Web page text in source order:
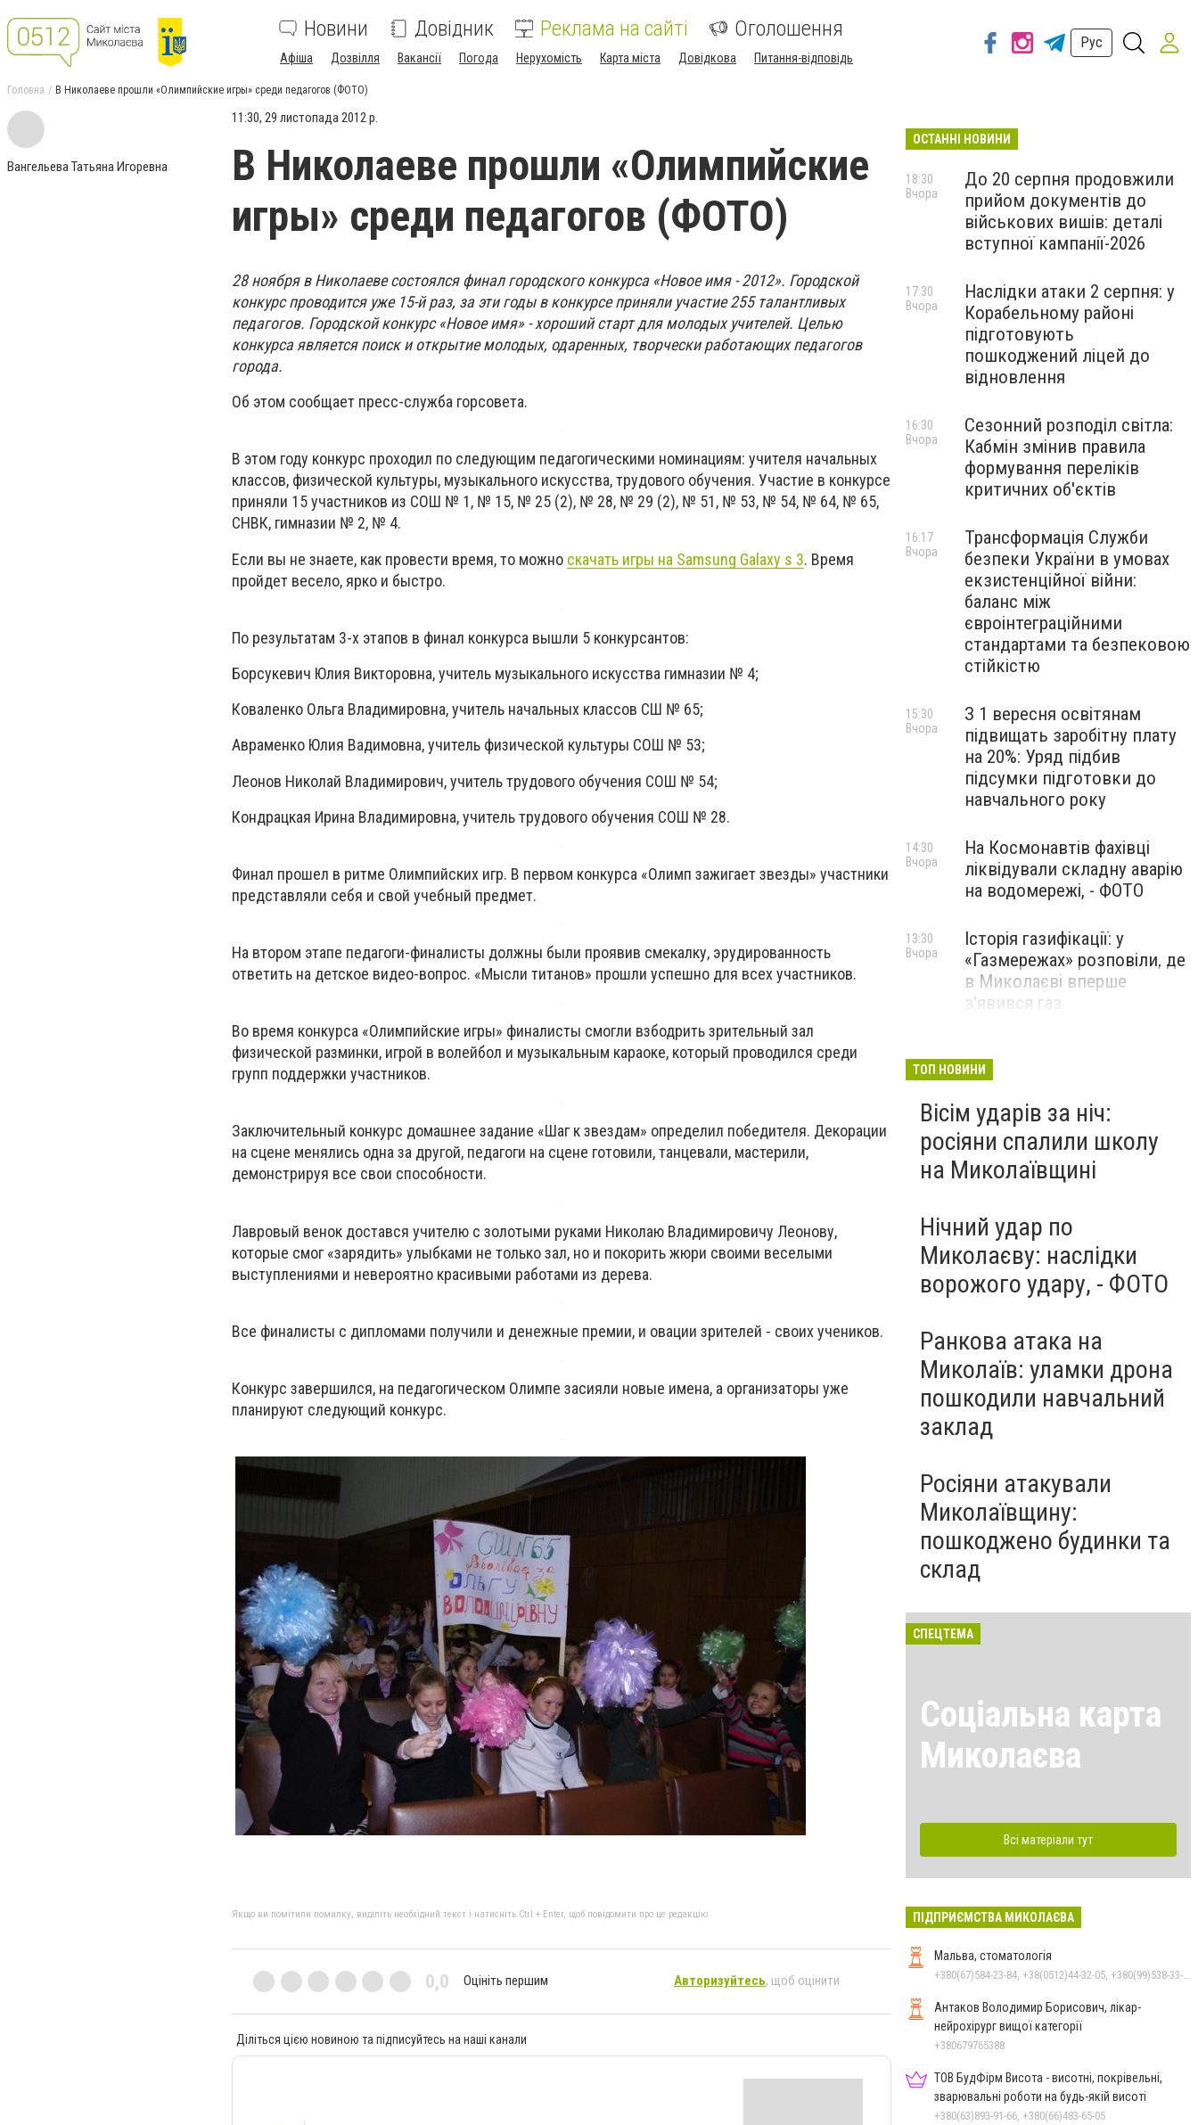
Новини Довідник Реклама на сайті Оголошення
Афіша Дозвілля Вакансії Погода Нерухомість Карта міста Довідкова Питання-відповідь
Рус
Головна В Николаеве прошли «Олимпийские игры» среди педагогов (ФОТО)
Вангельева Татьяна Игоревна
11:30, 29 листопада 2012 р.
В Николаеве прошли «Олимпийские
игры» среди педагогов (ФОТО)
28 ноября в Николаеве состоялся финал городского конкурса «Новое имя - 2012». Городской
конкурс проводится уже 15-й раз, за эти годы в конкурсе приняли участие 255 талантливых
педагогов. Городской конкурс «Новое имя» - хороший старт для молодых учителей. Целью
конкурса является поиск и открытие молодых, одаренных, творчески работающих педагогов
города.
Об этом сообщает пресс-служба горсовета.
В этом году конкурс проходил по следующим педагогическими номинациям: учителя начальных
классов, физической культуры, музыкального искусства, трудового обучения. Участие в конкурсе
приняли 15 участников из СОШ № 1, № 15, № 25 (2), № 28, № 29 (2), № 51, № 53, № 54, № 64, № 65,
СНВК, гимназии № 2, № 4.
Если вы не знаете, как провести время, то можно скачать игры на Samsung Galaxy s 3. Время
пройдет весело, ярко и быстро.
По результатам 3-х этапов в финал конкурса вышли 5 конкурсантов:
Борсукевич Юлия Викторовна, учитель музыкального искусства гимназии № 4;
Коваленко Ольга Владимировна, учитель начальных классов СШ № 65;
Авраменко Юлия Вадимовна, учитель физической культуры СОШ № 53;
Леонов Николай Владимирович, учитель трудового обучения СОШ № 54;
Кондрацкая Ирина Владимировна, учитель трудового обучения СОШ № 28.
Финал прошел в ритме Олимпийских игр. В первом конкурса «Олимп зажигает звезды» участники
представляли себя и свой учебный предмет.
На втором этапе педагоги-финалисты должны были проявив смекалку, эрудированность
ответить на детское видео-вопрос. «Мысли титанов» прошли успешно для всех участников.
Во время конкурса «Олимпийские игры» финалисты смогли взбодрить зрительный зал
физической разминки, игрой в волейбол и музыкальным караоке, который проводился среди
групп поддержки участников.
Заключительный конкурс домашнее задание «Шаг к звездам» определил победителя. Декорации
на сцене менялись одна за другой, педагоги на сцене готовили, танцевали, мастерили,
демонстрируя все свои способности.
Лавровый венок достався учителю с золотыми руками Николаю Владимировичу Леонову,
которые смог «зарядить» улыбками не только зал, но и покорить жюри своими веселыми
выступлениями и невероятно красивыми работами из дерева.
Все финалисты с дипломами получили и денежные премии, и овации зрителей - своих учеников.
Конкурс завершился, на педагогическом Олимпе засияли новые имена, а организаторы уже
планируют следующий конкурс.
Якщо ви помітили помилку, виділіть необхідний текст і натисніть Ctrl + Enter, щоб повідомити про це редакцію
0,0 Оцініть першим Авторизуйтесь, щоб оцінити
Діліться цією новиною та підписуйтесь на наші канали
ОСТАННІ НОВИНИ
До 20 серпня продовжили
прийом документів до
військових вишів: деталі
вступної кампанії-2026
18:30
Вчора
Наслідки атаки 2 серпня: у
Корабельному районі
підготовують
пошкоджений ліцей до
відновлення
17:30
Вчора
Сезонний розподіл світла:
Кабмін змінив правила
формування переліків
критичних об'єктів
16:30
Вчора
Трансформація Служби
безпеки України в умовах
екзистенційної війни:
баланс між
євроінтеграційними
стандартами та безпековою
стійкістю
16:17
Вчора
З 1 вересня освітянам
підвищать заробітну плату
на 20%: Уряд підбив
підсумки підготовки до
навчального року
15:30
Вчора
На Космонавтів фахівці
ліквідували складну аварію
на водомережі, - ФОТО
14:30
Вчора
Історія газифікації: у
«Газмережах» розповіли, де
в Миколаєві вперше
з'явився газ
13:30
Вчора
Миколаєві 2026: шукаємо
перезавантаження
ПАРТНЕРСЬКИЙ СПЕЦПРОЄКТ
Вчора
ТОП НОВИНИ
Вісім ударів за ніч:
росіяни спалили школу
на Миколаївщині
Нічний удар по
Миколаєву: наслідки
ворожого удару, - ФОТО
Ранкова атака на
Миколаїв: уламки дрона
пошкодили навчальний
заклад
Росіяни атакували
Миколаївщину:
пошкоджено будинки та
склад
СПЕЦТЕМА
Соціальна карта
Миколаєва
Всі матеріали тут
ПІДПРИЄМСТВА МИКОЛАЄВА
Мальва, стоматологія
Антаков Володимир Борисович, лікар-
нейрохірург вищої категорії
+380679765388
ТОВ БудФірм Висота - висотні, покрівельні,
зварювальні роботи на будь-якій висоті
+380(63)893-91-66, +380(66)483-65-05